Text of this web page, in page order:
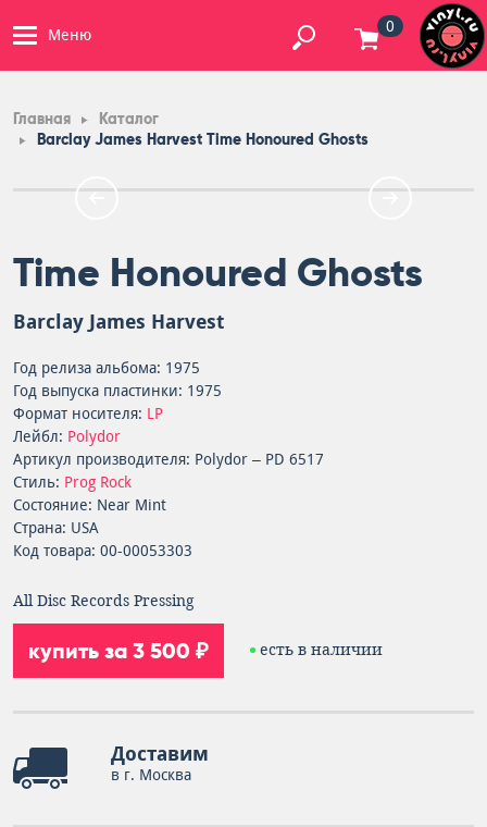
Меню 0
Главная
Каталог
Barclay James Harvest Time Honoured Ghosts
Time Honoured Ghosts
Barclay James Harvest
Год релиза альбома: 1975
Год выпуска пластинки: 1975
Формат носителя: LP
Лейбл: Polydor
Артикул производителя: Polydor – PD 6517
Стиль: Prog Rock
Состояние: Near Mint
Страна: USA
Код товара: 00-00053303
All Disc Records Pressing
купить за 3 500 ₽ есть в наличии
Доставим
в г. Москва